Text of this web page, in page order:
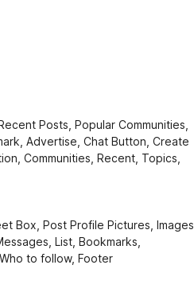
Posts, Popular Communities,
Advertise, Chat Button, Create
Communities, Recent, Topics,
Box, Post Profile Pictures, Images
List, Bookmarks,
to follow, Footer